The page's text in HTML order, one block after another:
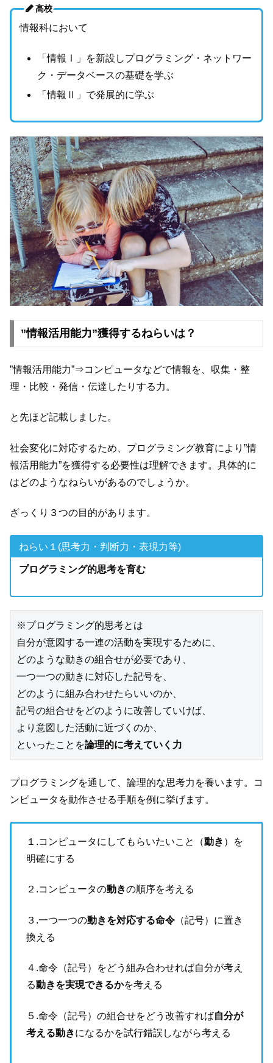
高校
情報科において
「情報Ⅰ」を新設しプログラミング・ネットワー
ク・データベースの基礎を学ぶ
「情報Ⅱ」で発展的に学ぶ
”情報活用能力”獲得するねらいは？
”情報活用能力”⇒コンピュータなどで情報を、収集・整
理・比較・発信・伝達したりする力。
と先ほど記載しました。
社会変化に対応するため、プログラミング教育により”情
報活用能力”を獲得する必要性は理解できます。具体的に
はどのようなねらいがあるのでしょうか。
ざっくり３つの目的があります。
ねらい１(思考力・判断力・表現力等)
プログラミング的思考を育む
※プログラミング的思考とは
自分が意図する一連の活動を実現するために、
どのような動きの組合せが必要であり、
一つ一つの動きに対応した記号を、
どのように組み合わせたらいいのか、
記号の組合せをどのように改善していけば、
より意図した活動に近づくのか、
といったことを論理的に考えていく力
プログラミングを通して、論理的な思考力を養います。コ
ンピュータを動作させる手順を例に挙げます。
１.コンピュータにしてもらいたいこと（動き ）を
明確にする
２.コンピュータの動きの順序を考える
３.一つ一つの動きを対応する命令 （記号）に置き
換える
４.命令（記号）をどう組み合わせれば自分が考え
る動きを実現できるかを考える
５.命令（記号）の組合せをどう改善すれば自分が
考える動きになるかを試行錯誤しながら考える